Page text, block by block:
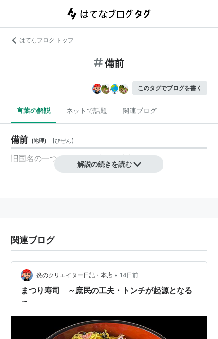
はてなブログ トップ
備前
このタグでブログを書く
言葉の解説 ネットで話題 関連ブログ
備前 (地理) 【びぜん】
旧国名の一つ。現在の岡山県の東部。
解説の続きを読む
関連ブログ
炎のクリエイター日記・本店 • 14日前
まつり寿司 ～庶民の工夫・トンチが起源となる
～